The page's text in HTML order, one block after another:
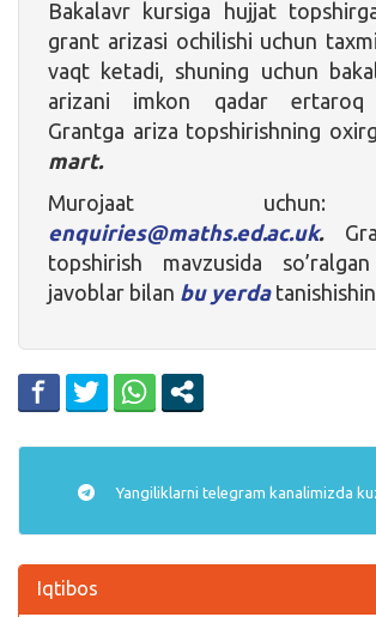
Bakalavr kursiga hujjat
grant arizasi ochilishi uchun
vaqt ketadi, shuning uchun
arizani imkon qadar ertaroq
Grantga ariza topshirishning
mart.
Murojaat
enquiries@maths.ed.ac.uk.
topshirish mavzusida
javoblar bilan bu yerda
Yangiliklarni telegram kanalimizda
Iqtibos